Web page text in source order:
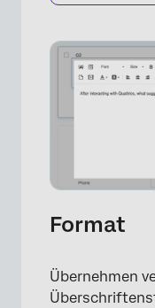
Format
Übernehmen